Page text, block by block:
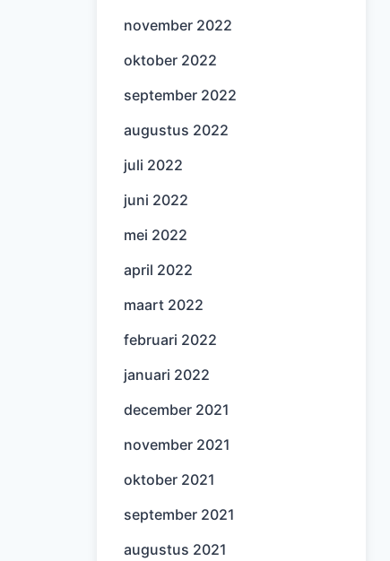
november 2022
oktober 2022
september 2022
augustus 2022
juli 2022
juni 2022
mei 2022
april 2022
maart 2022
februari 2022
januari 2022
december 2021
november 2021
oktober 2021
september 2021
augustus 2021